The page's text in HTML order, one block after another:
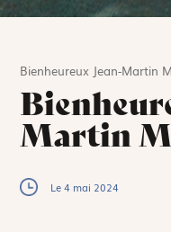
Bienheureux Jean-Martin
Martin
Le 4 mai 2024